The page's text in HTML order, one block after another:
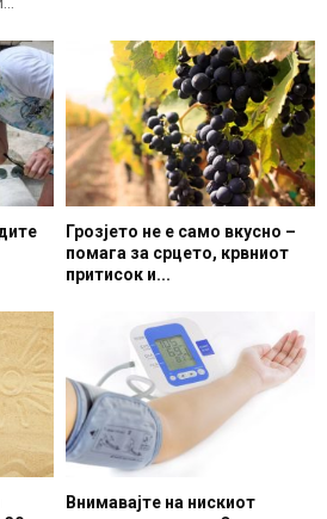
Грозјето не е само вкусно –
помага за срцето, крвниот
притисок и...
Внимавајте на нискиот